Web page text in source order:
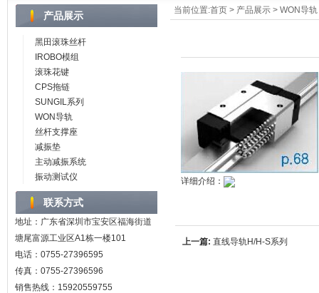
当前位置:首页 > 产品展示 > WON导轨
详细介绍：
上一篇:直线导轨H/H-S系列
产品展示
黑田滚珠丝杆
IROBO模组
滚珠花键
CPS拖链
SUNGIL系列
WON导轨
丝杆支撑座
减振垫
主动减振系统
振动测试仪
联系方式
地址：广东省深圳市宝安区福海街道
塘尾富源工业区A1栋一楼101
电话：0755-27396595
传真：0755-27396596
销售热线：15920559755